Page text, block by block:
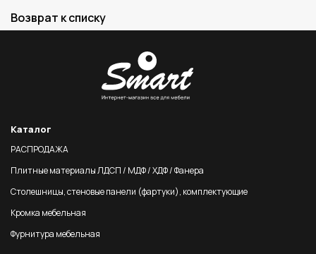
Возврат к списку
Каталог
РАСПРОДАЖА
Плитные материалы ЛДСП / МДФ / ХДФ / Фанера
Столешницы, стеновые панели (фартуки), комплектующие
Кромка мебельная
Фурнитура мебельная